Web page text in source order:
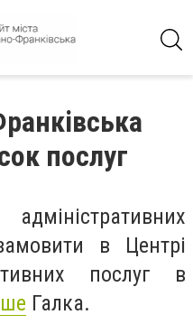
послуг
в Центрі
послуг в
Галка.